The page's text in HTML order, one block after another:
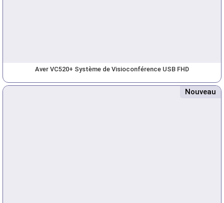
Aver VC520+ Système de Visioconférence USB FHD
Nouveau